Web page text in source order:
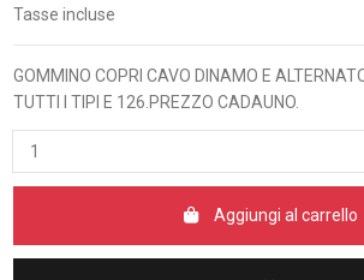
Tasse incluse
GOMMINO COPRI CAVO DINAMO E
TUTTI I TIPI E 126.PREZZO CADAUNO.
Aggiungi al carrello